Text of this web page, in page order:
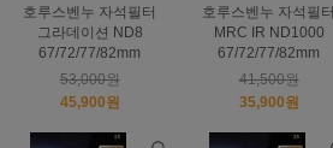
호루스벤누 자석필터
그라데이션 ND8
67/72/77/82mm
53,000원
45,900원
호루스벤누 자석필터
MRC IR ND1000
67/72/77/82mm
41,500원
35,900원